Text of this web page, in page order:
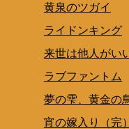
黄泉のツガイ
ライドンキング
来世は他人がい
ラブファントム
夢の雫、黄金の
宵の嫁入り（完）